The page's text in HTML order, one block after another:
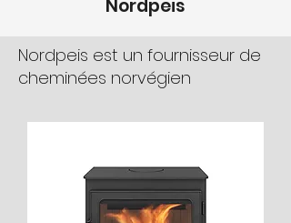
Nordpeis
Nordpeis est un fournisseur de
cheminées norvégien